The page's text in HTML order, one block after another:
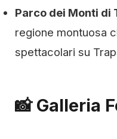
Parco dei Monti di
regione montuosa
spettacolari su
📸 Galleria